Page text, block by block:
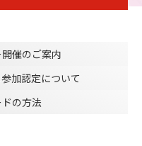
催のご案内
加認定について
の方法